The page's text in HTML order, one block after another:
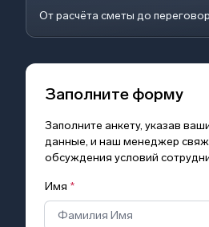
От расчёта сметы до
Заполните форму
Заполните анкету, указав
данные, и наш менеджер
обсуждения условий
Имя *